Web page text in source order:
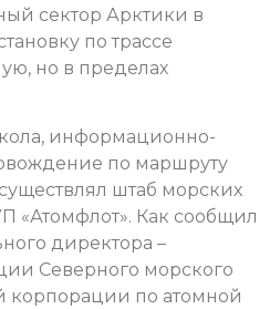
сектор Арктики в
по трассе
но в пределах
информационно-
по маршруту
штаб морских
Как сообщил
директора –
Северного морского
корпорации по атомной